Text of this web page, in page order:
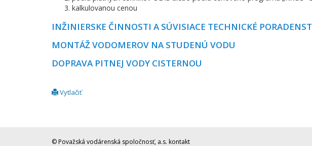
kalkulovanou cenou
INŽINIERSKE ČINNOSTI A SÚVISIACE TECHNICKÉ
MONTÁŽ VODOMEROV NA STUDENÚ VODU
DOPRAVA PITNEJ VODY CISTERNOU
Vytlačiť
© Považská vodárenská spoločnosť, a.s. kontakt